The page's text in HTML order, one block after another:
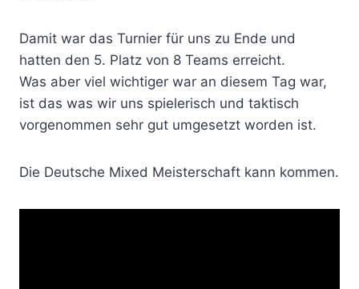
Damit war das Turnier für uns zu Ende und
hatten den 5. Platz von 8 Teams erreicht.
Was aber viel wichtiger war an diesem Tag war,
ist das was wir uns spielerisch und taktisch
vorgenommen sehr gut umgesetzt worden ist.
Die Deutsche Mixed Meisterschaft kann kommen.